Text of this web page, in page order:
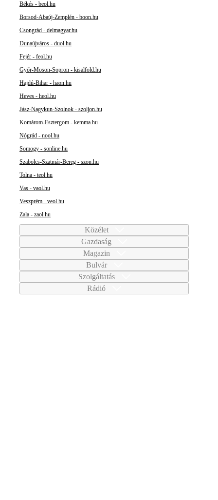
Békés - beol.hu
Borsod-Abaúj-Zemplén - boon.hu
Csongrád - delmagyar.hu
Dunaújváros - duol.hu
Fejér - feol.hu
Győr-Moson-Sopron - kisalfold.hu
Hajdú-Bihar - haon.hu
Heves - heol.hu
Jász-Nagykun-Szolnok - szoljon.hu
Komárom-Esztergom - kemma.hu
Nógrád - nool.hu
Somogy - sonline.hu
Szabolcs-Szatmár-Bereg - szon.hu
Tolna - teol.hu
Vas - vaol.hu
Veszprém - veol.hu
Zala - zaol.hu
Közélet
Gazdaság
Magazin
Bulvár
Szolgáltatás
Rádió